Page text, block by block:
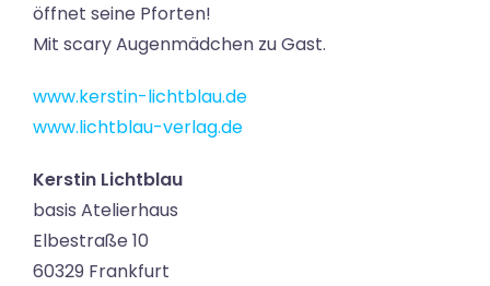
öffnet seine Pforten!
Mit scary Augenmädchen zu Gast.
www.kerstin-lichtblau.de
www.lichtblau-verlag.de
Kerstin Lichtblau
basis Atelierhaus
Elbestraße 10
60329 Frankfurt